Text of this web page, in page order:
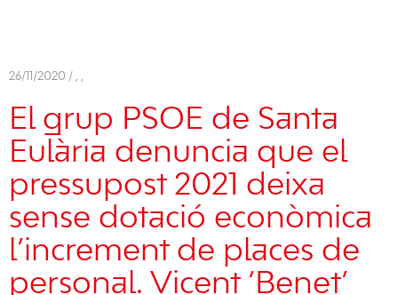
26/11/2020 / , ,
El grup PSOE de Santa
Eulària denuncia que el
pressupost 2021 deixa
sense dotació econòmica
l’increment de places de
personal. Vicent ‘Benet’